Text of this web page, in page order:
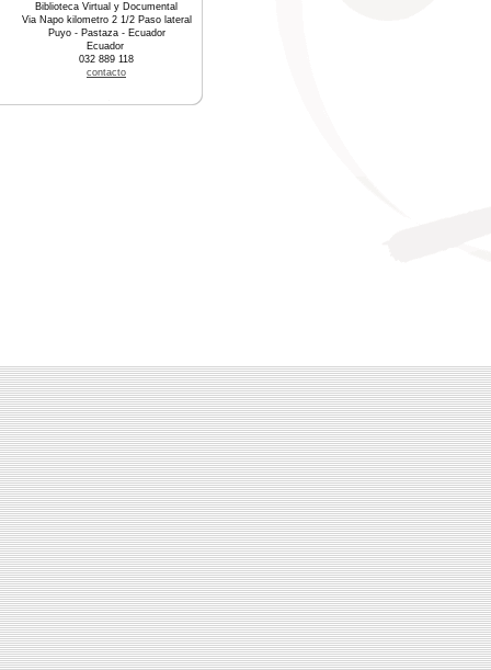
Biblioteca Virtual y Documental
Via Napo kilometro 2 1/2 Paso lateral
Puyo - Pastaza - Ecuador
Ecuador
032 889 118
contacto